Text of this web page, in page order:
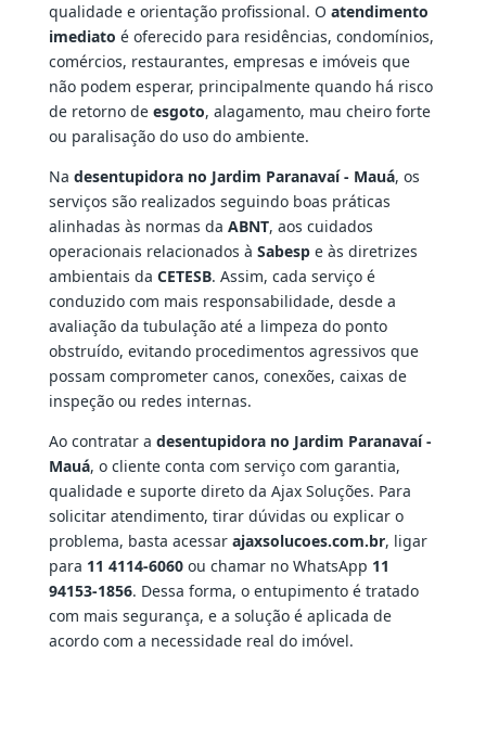
qualidade e orientação profissional. O atendimento
imediato é oferecido para residências, condomínios,
comércios, restaurantes, empresas e imóveis que
não podem esperar, principalmente quando há risco
de retorno de esgoto, alagamento, mau cheiro forte
ou paralisação do uso do ambiente.
Na desentupidora no Jardim Paranavaí - Mauá, os
serviços são realizados seguindo boas práticas
alinhadas às normas da ABNT, aos cuidados
operacionais relacionados à Sabespe às diretrizes
ambientais da CETESB. Assim, cada serviço é
conduzido com mais responsabilidade, desde a
avaliação da tubulação até a limpeza do ponto
obstruído, evitando procedimentos agressivos que
possam comprometer canos, conexões, caixas de
inspeção ou redes internas.
Ao contratar a desentupidora no Jardim Paranavaí -
Mauá, o cliente conta com serviço com garantia,
qualidade e suporte direto da Ajax Soluções. Para
solicitar atendimento, tirar dúvidas ou explicar o
problema, basta acessar ajaxsolucoes.com.br, ligar
para 11 4114-6060ou chamar no WhatsApp 11
94153-1856. Dessa forma, o entupimento é tratado
com mais segurança, e a solução é aplicada de
acordo com a necessidade real do imóvel.